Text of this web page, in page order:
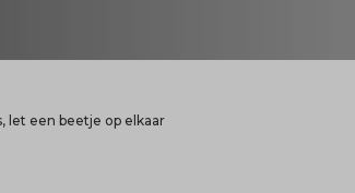
let een beetje op elkaar